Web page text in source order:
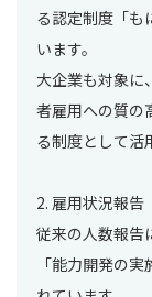
る認定制度「も
います。
大企業も対象に
者雇用への質の
る制度として活
2. 雇用状況報
従来の人数報告
「能力開発の